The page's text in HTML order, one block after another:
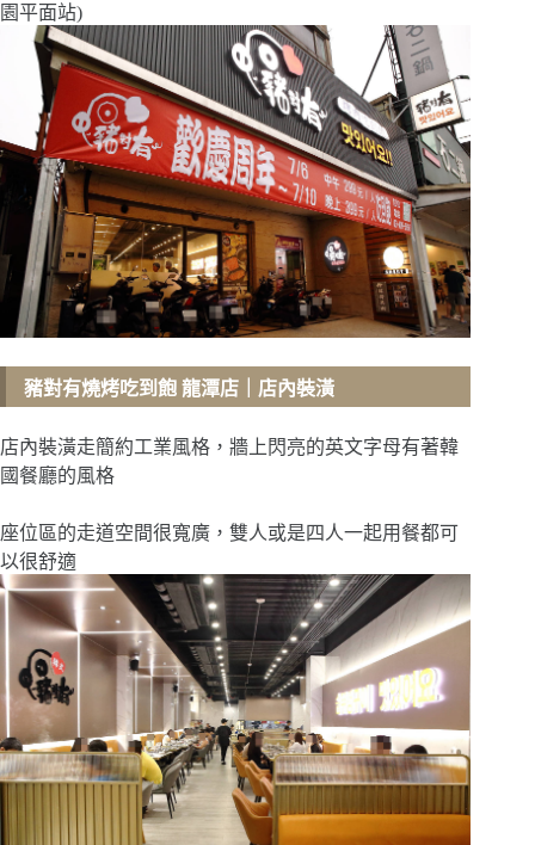
園平面站)
豬對有燒烤吃到飽 龍潭店 ｜店內裝潢
店內裝潢走簡約工業風格，牆上閃亮的英文字母有著韓
國餐廳的風格
座位區的走道空間很寬廣，雙人或是四人一起用餐都可
以很舒適